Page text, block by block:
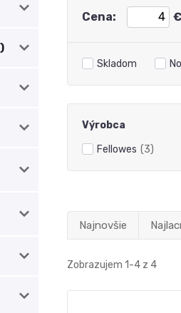
Cena: €
Skladom
Výrobca
Fellowes (3)
Najnovšie
Zobrazujem 1-4 z 4